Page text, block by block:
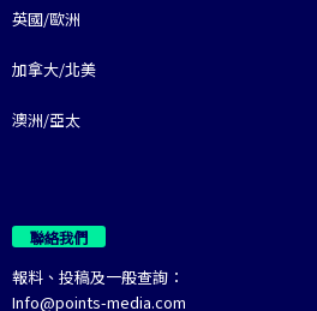
英國/歐洲
加拿大/北美
澳洲/亞太
聯絡我們
報料、投稿及一般查詢：
Info@points-media.com